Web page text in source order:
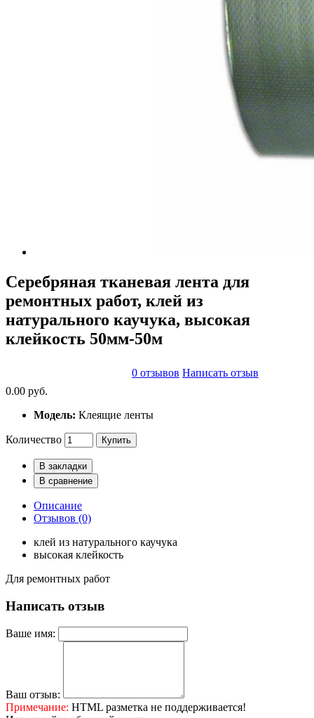
Серебряная тканевая лента для
ремонтных работ, клей из
натурального каучука, высокая
клейкость 50мм-50м
0 отзывов Написать отзыв
0.00 руб.
Модель: Клеящие ленты
Количество Купить
В закладки
В сравнение
Описание
Отзывов (0)
клей из натурального каучука
высокая клейкость
Для ремонтных работ
Написать отзыв
Ваше имя:
Ваш отзыв:
Примечание: HTML разметка не поддерживается!